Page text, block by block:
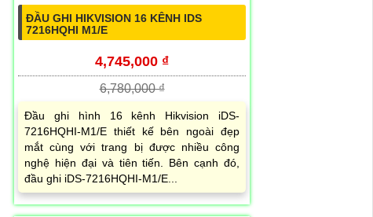
ĐẦU GHI HIKVISION 16 KÊNH IDS
7216HQHI M1/E
4,745,000 ₫
6,780,000 ₫
Đầu ghi hình 16 kênh Hikvision iDS-
7216HQHI-M1/E thiết kế bên ngoài đẹp
mắt cùng với trang bị được nhiều công
nghệ hiện đại và tiên tiến. Bên cạnh đó,
đầu ghi iDS-7216HQHI-M1/E...